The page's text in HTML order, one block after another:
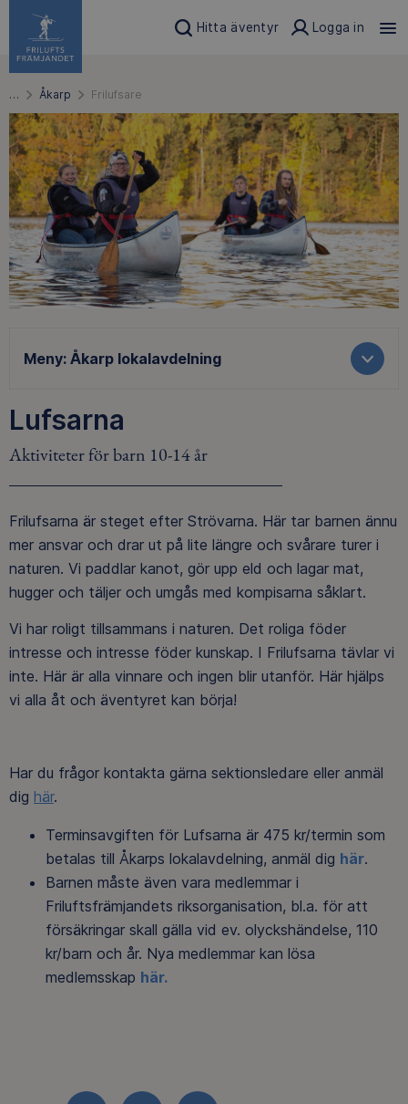
Hitta äventyr Logga in
… Åkarp Frilufsare
Meny: Åkarp lokalavdelning
Lufsarna
Aktiviteter för barn 10-14 år
Frilufsarna är steget efter Strövarna. Här tar barnen ännu
mer ansvar och drar ut på lite längre och svårare turer i
naturen. Vi paddlar kanot, gör upp eld och lagar mat,
hugger och täljer och umgås med kompisarna såklart.
Vi har roligt tillsammans i naturen. Det roliga föder
intresse och intresse föder kunskap. I Frilufsarna tävlar vi
inte. Här är alla vinnare och ingen blir utanför. Här hjälps
vi alla åt och äventyret kan börja!
Har du frågor kontakta gärna sektionsledare eller anmäl
dig här.
Terminsavgiften för Lufsarna är 475 kr/termin som
betalas till Åkarps lokalavdelning, anmäl dig här.
Barnen måste även vara medlemmar i
Friluftsfrämjandets riksorganisation, bl.a. för att
försäkringar skall gälla vid ev. olyckshändelse, 110
kr/barn och år. Nya medlemmar kan lösa
medlemsskap här.